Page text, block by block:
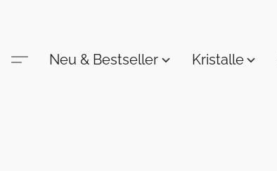
Neu & Bestseller Kristalle